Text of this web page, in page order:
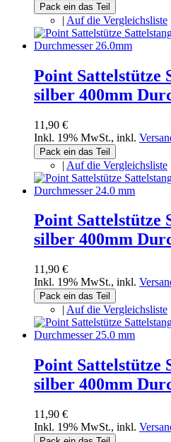
Pack ein das Teil
| Auf die Vergleichsliste
Point Sattelstütze
silber 400mm
11,90 €
Inkl. 19% MwSt., inkl.
Pack ein das Teil
| Auf die Vergleichsliste
Point Sattelstütze
silber 400mm
11,90 €
Inkl. 19% MwSt., inkl.
Pack ein das Teil
| Auf die Vergleichsliste
Point Sattelstütze
silber 400mm
11,90 €
Inkl. 19% MwSt., inkl.